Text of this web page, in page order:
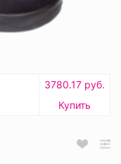
3780.17 руб.
Купить